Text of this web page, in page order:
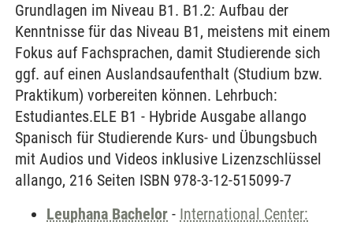
Grundlagen im Niveau B1. B1.2: Aufbau der
Kenntnisse für das Niveau B1, meistens mit einem
Fokus auf Fachsprachen, damit Studierende sich
ggf. auf einen Auslandsaufenthalt (Studium bzw.
Praktikum) vorbereiten können. Lehrbuch:
Estudiantes.ELE B1 - Hybride Ausgabe allango
Spanisch für Studierende Kurs- und Übungsbuch
mit Audios und Videos inklusive Lizenzschlüssel
allango, 216 Seiten ISBN 978-3-12-515099-7
Leuphana Bachelor - International Center: